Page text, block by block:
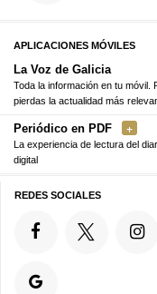
APLICACIONES MÓVILES
La Voz de Galicia
Toda la información en tu móvil.
pierdas la actualidad más
Periódico en PDF
La experiencia de lectura del
digital
REDES SOCIALES